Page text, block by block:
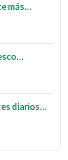
más…
diarios…